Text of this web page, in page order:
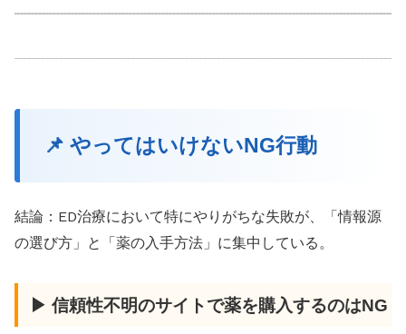
📌 やってはいけないNG行動
結論：ED治療において特にやりがちな失敗が、「情報源
の選び方」と「薬の入手方法」に集中している。
▶ 信頼性不明のサイトで薬を購入するのはNG